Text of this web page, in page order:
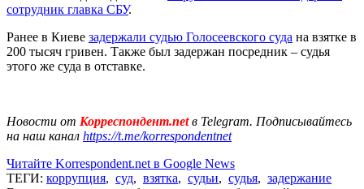
сотрудник главка СБУ.
Ранее в Киеве задержали судью Голосеевского суда на взятке в
200 тысяч гривен. Также был задержан посредник – судья
этого же суда в отставке.
Новости от Корреспондент.netв Telegram. Подписывайтесь
на наш канал https://t.me/korrespondentnet
Читайте Korrespondent.net в Google News
ТЕГИ: коррупция, суд, взятка, судьи, судья, задержание